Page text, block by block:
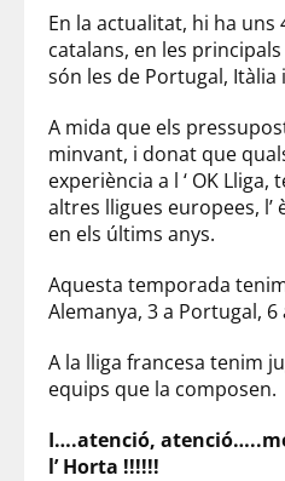
En la actualitat, hi ha
catalans, en les
són les de Portugal, Itàlia
A mida que els
minvant, i donat que
experiència a l ‘ OK
altres lligues europees,
en els últims anys.
Aquesta temporada
Alemanya, 3 a Portugal, 6
A la lliga francesa tenim
equips que la composen.
I….atenció,
l’ Horta !!!!!!